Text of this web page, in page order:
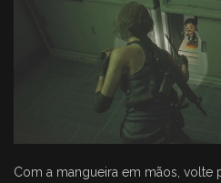
Com a mangueira em mãos, volte